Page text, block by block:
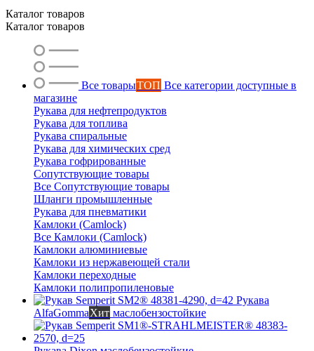
Каталог товаров
Каталог товаров
Все товарыТОП Все категории доступные в
магазине
Рукава для нефтепродуктов
Рукава для топлива
Рукава спиральные
Рукава для химических сред
Рукава гофрированные
Сопутствующие товары
Все Сопутствующие товары
Шланги промышленные
Рукава для пневматики
Камлоки (Camlock)
Все Камлоки (Camlock)
Камлоки алюминиевые
Камлоки из нержавеющей стали
Камлоки переходные
Камлоки полипропиленовые
Рукава
AlfaGommaХит маслобензостойкие